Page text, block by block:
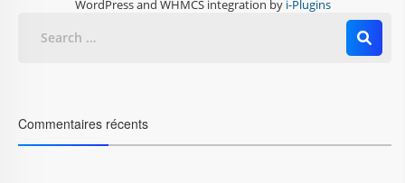
WordPress and WHMCS integration by i-Plugins
Commentaires récents